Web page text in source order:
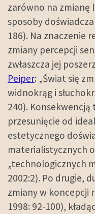
zarówno na zmianę
sposoby
186). Na znaczenie
zmiany percepcji
zwłaszcza jej
Peiper: „Świat się
widnokrąg i
240). Konsekwencją
przesunięcie od
estetycznego
materialistycznych
„technologicznych
2002:2). Po drugie,
zmiany w koncepcji
1998: 92-100),